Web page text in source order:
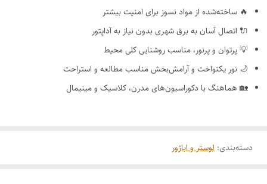
🔥 ساخته‌شده از مواد نسوز برای امنیت بیشتر
🔌 اتصال آسان به برق شهری بدون نیاز به آداپتور
💡 پرتوان و پرنور، مناسب روشنایی کلی محیط
🌙 نور یکنواخت و آرامش‌بخش مناسب مطالعه و استراحت
🏡 هماهنگ با دکوراسیون‌های مدرن، کلاسیک و مینیمال
دسته‌بندی: لوستر و اباژور